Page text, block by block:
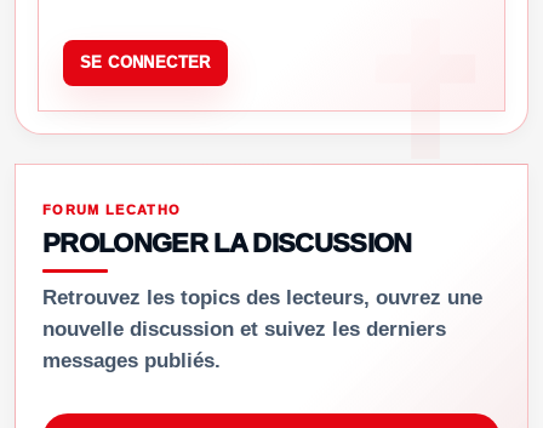
SE CONNECTER
FORUM LECATHO
PROLONGER LA DISCUSSION
Retrouvez les topics des lecteurs, ouvrez une
nouvelle discussion et suivez les derniers
messages publiés.